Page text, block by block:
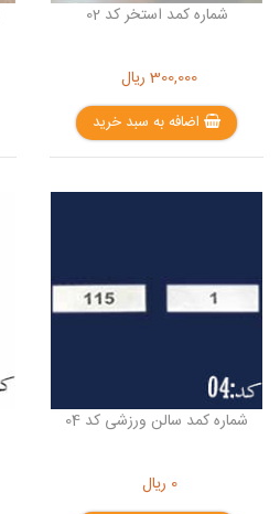
شماره کمد استخر کد 02
300,000 ریال
اضافه به سبد خرید
شماره کمد سالن ورزشی کد 04
0 ریال